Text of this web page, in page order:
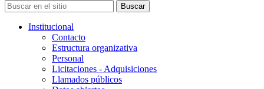
Institucional
Contacto
Estructura organizativa
Personal
Licitaciones - Adquisiciones
Llamados públicos